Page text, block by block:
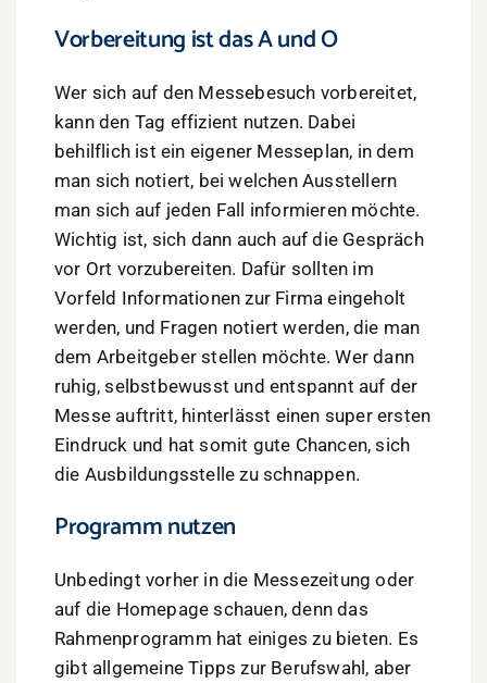
Vorbereitung ist das A und O
Wer sich auf den Messebesuch vorbereitet,
kann den Tag effizient nutzen. Dabei
behilflich ist ein eigener Messeplan, in dem
man sich notiert, bei welchen Ausstellern
man sich auf jeden Fall informieren möchte.
Wichtig ist, sich dann auch auf die Gespräch
vor Ort vorzubereiten. Dafür sollten im
Vorfeld Informationen zur Firma eingeholt
werden, und Fragen notiert werden, die man
dem Arbeitgeber stellen möchte. Wer dann
ruhig, selbstbewusst und entspannt auf der
Messe auftritt, hinterlässt einen super ersten
Eindruck und hat somit gute Chancen, sich
die Ausbildungsstelle zu schnappen.
Programm nutzen
Unbedingt vorher in die Messezeitung oder
auf die Homepage schauen, denn das
Rahmenprogramm hat einiges zu bieten. Es
gibt allgemeine Tipps zur Berufswahl, aber